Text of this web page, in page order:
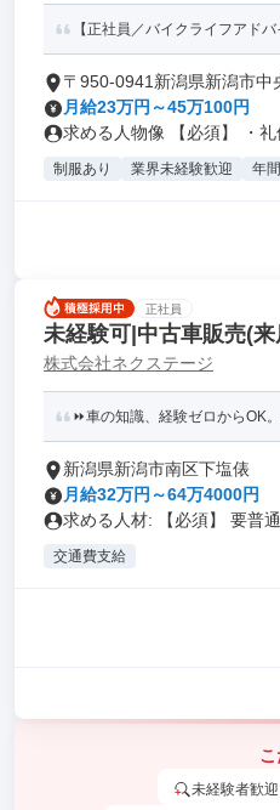
【正社員／バイクライフアド
〒950-0941新潟県新潟市中
月給23万円～45万100円
求める人物像 【必須】 ・
制服あり 業界未経験歓迎 年
正社員
未経験可|中古車販売(
株式会社ネクステージ
⏩️車の知識、経験ゼロからOK
新潟県新潟市南区下塩俵
月給32万円～64万4000円
求める人材: 【必須】 要普
交通費支給
未経験者歓迎